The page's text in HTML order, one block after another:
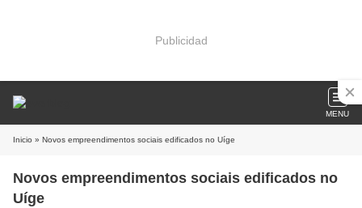
Publicidad
MENU
Inicio » Novos empreendimentos sociais edificados no Uíge
Novos empreendimentos sociais edificados no
Uíge